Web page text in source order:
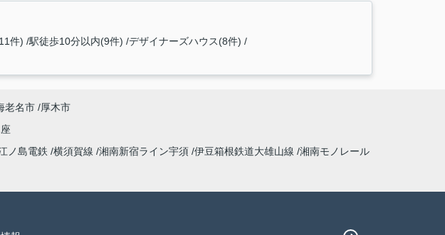
件) 駅徒歩10分以内(9件) デザイナーズハウス(8件)
老名市
厚木市
ノ島電鉄 横須賀線 湘南新宿ライン宇須 伊豆箱根鉄道大雄山線 湘南モノレール